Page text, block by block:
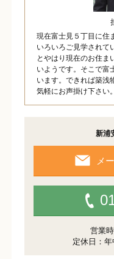
現在富士見５丁目に住
いろいろご見学されて
とやはり現在のお住ま
いようです。そこで富
います。できれば築浅
気軽にお声掛け下さい。
新浦
メ
営業
定休日：年